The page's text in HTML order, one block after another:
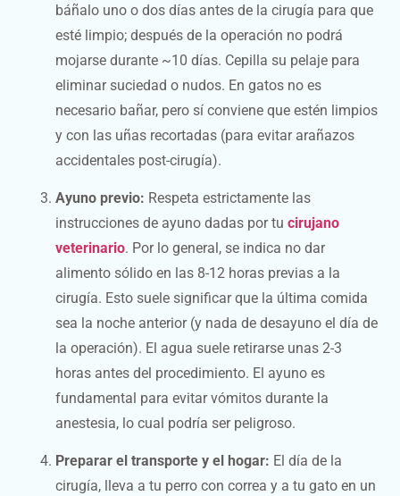
báñalo uno o dos días antes de la cirugía para que
esté limpio; después de la operación no podrá
mojarse durante ~10 días. Cepilla su pelaje para
eliminar suciedad o nudos. En gatos no es
necesario bañar, pero sí conviene que estén limpios
y con las uñas recortadas (para evitar arañazos
accidentales post-cirugía).
Ayuno previo: Respeta estrictamente las
instrucciones de ayuno dadas por tucirujano
veterinario. Por lo general, se indica no dar
alimento sólido en las 8-12 horas previas a la
cirugía. Esto suele significar que la última comida
sea la noche anterior (y nada de desayuno el día de
la operación). El agua suele retirarse unas 2-3
horas antes del procedimiento. El ayuno es
fundamental para evitar vómitos durante la
anestesia, lo cual podría ser peligroso.
Preparar el transporte y el hogar: El día de la
cirugía, lleva a tu perro con correa y a tu gato en un